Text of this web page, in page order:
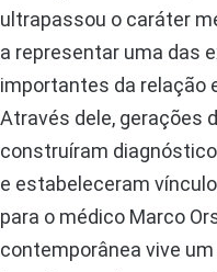
ultrapassou o caráter
a representar uma das
importantes da relação
Através dele, gerações
construíram
e estabeleceram
para o médico Marco
contemporânea vive